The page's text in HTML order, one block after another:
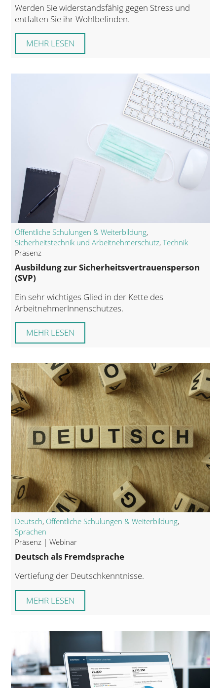
Werden Sie widerstandsfähig gegen Stress und
entfalten Sie ihr Wohlbefinden.
MEHR LESEN
Öffentliche Schulungen & Weiterbildung,
Sicherheitstechnik und Arbeitnehmerschutz,Technik
Präsenz
Ausbildung zur Sicherheitsvertrauensperson
(SVP)
Ein sehr wichtiges Glied in der Kette des
ArbeitnehmerInnenschutzes.
MEHR LESEN
Deutsch, Öffentliche Schulungen & Weiterbildung,
Sprachen
Präsenz | Webinar
Deutsch als Fremdsprache
Vertiefung der Deutschkenntnisse.
MEHR LESEN